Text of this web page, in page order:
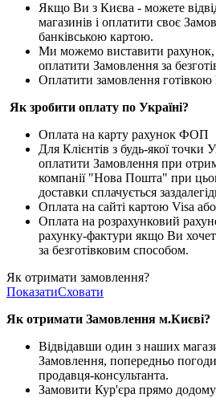
Якщо Ви з Києва - можете
магазинів і оплатити своє
банківською картою.
Ми можемо виставити
оплатити Замовлення за
Оплатити замовлення
Як зробити оплату по Україні?
Оплата на карту рахунок ФОП
Для Клієнтів з будь-якої точки
оплатити Замовлення при
компанії "Нова Пошта" при
доставки сплачується
Оплата на сайті картою Visa
Оплата на розрахунковий
рахунку-фактури якщо Ви
за безготівковим способом.
Як отримати замовлення?
ПоказатиСховати
Як отримати Замовлення м.Києві?
Відвідавши один з наших
Замовлення, попередньо
продавця-консультанта.
Замовити Кур'єра прямо додому